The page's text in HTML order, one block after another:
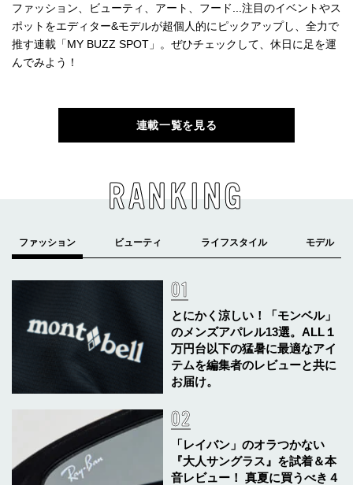
ファッション、ビューティ、アート、フード...注目のイベントやス
ポットをエディター&モデルが超個人的にピックアップし、全力で
推す連載「MY BUZZ SPOT」。ぜひチェックして、休日に足を運
んでみよう！
連載一覧を見る
RANKING
とにかく涼しい！「モンベル」
のメンズアパレル13選。ALL１
万円台以下の猛暑に最適なアイ
テムを編集者のレビューと共に
お届け。
「レイバン」のオラつかない
『大人サングラス』を試着＆本
音レビュー！ 真夏に買うべき４